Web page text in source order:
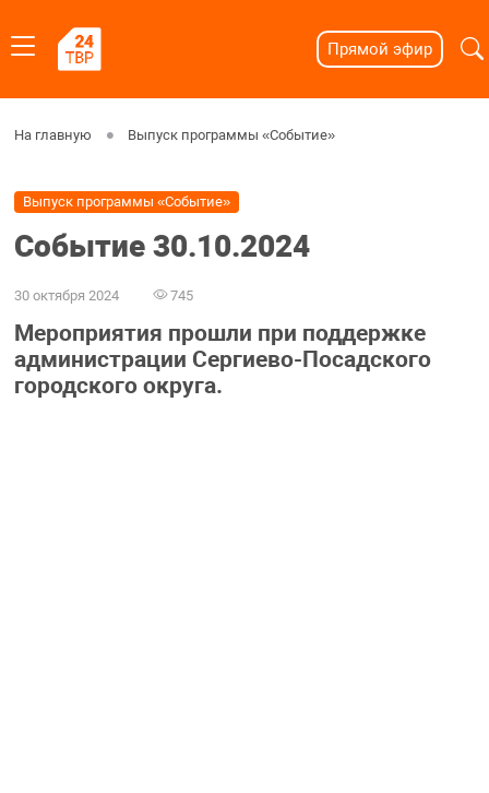
Прямой эфир
На главную Выпуск программы «Событие»
Выпуск программы «Событие»
Событие 30.10.2024
30 октября 2024 745
Мероприятия прошли при поддержке
администрации Сергиево-Посадского
городского округа.